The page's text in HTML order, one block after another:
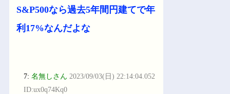
S&P500なら過去5年間円建てで年
利17%なんだよな
7:名無しさん 2023/09/03(日) 22:14:04.052
ID:ux0q74Kq0